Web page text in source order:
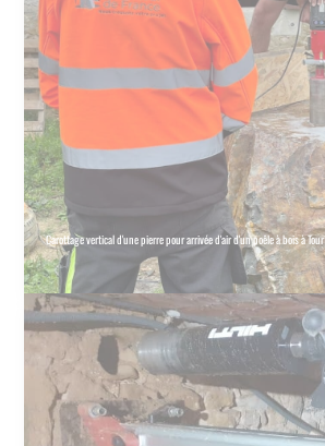
Carottage vertical d'une pierre pour arrivée d'air d'un poêle à bois à Tour